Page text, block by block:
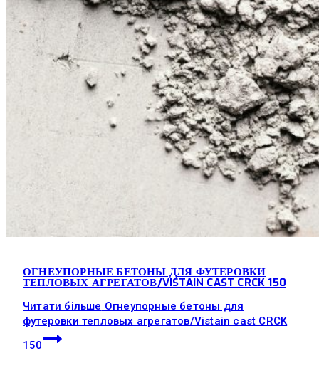
ОГНЕУПОРНЫЕ БЕТОНЫ ДЛЯ ФУТЕРОВКИ
ТЕПЛОВЫХ АГРЕГАТОВ/VISTAIN CAST CRCK 150
Читати більше Огнеупорные бетоны для
футеровки тепловых агрегатов/Vistain cast CRCK
150